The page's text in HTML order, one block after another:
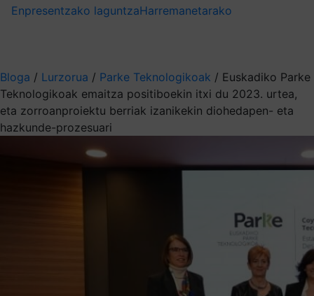
Enpresentzako laguntzaHarremanetarako
Bloga / Lurzorua / Parke Teknologikoak / Euskadiko Parke
Teknologikoak emaitza positiboekin itxi du 2023. urtea,
eta zorroanproiektu berriak izanikekin diohedapen- eta
hazkunde-prozesuari